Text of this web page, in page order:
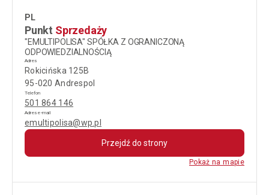
PL
Punkt Sprzedaży
"EMULTIPOLISA" SPÓŁKA Z OGRANICZONĄ
ODPOWIEDZIALNOŚCIĄ
Adres
Rokicińska 125B
95-020 Andrespol
Telefon
501 864 146
Adres e-mail
emultipolisa@wp.pl
Przejdź do strony
Pokaż na mapie